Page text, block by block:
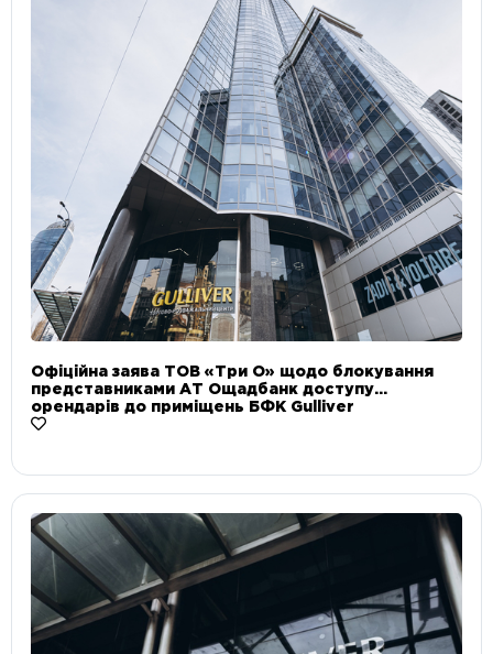
Офіційна заява ТОВ «Три О» щодо блокування
представниками АТ Ощадбанк доступу
орендарів до приміщень БФК Gulliver